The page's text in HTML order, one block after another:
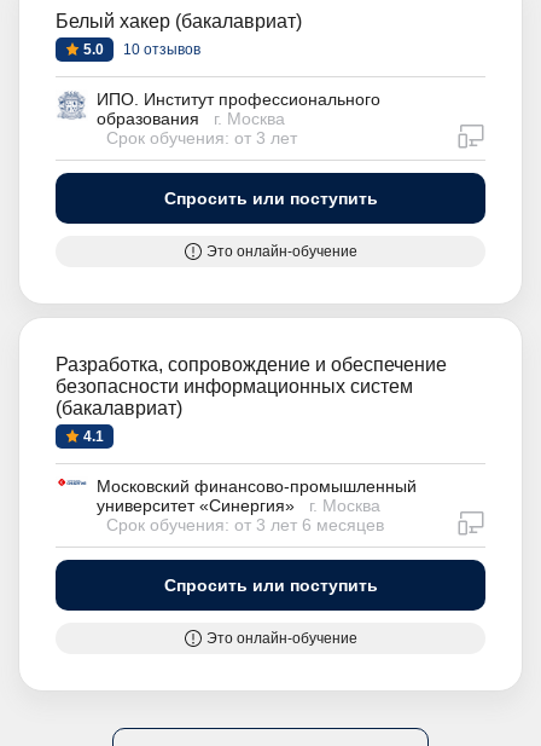
Белый хакер (бакалавриат)
5.0 10 отзывов
ИПО. Институт профессионального
образования
г. Москва
Срок обучения: от 3 лет
Спросить или поступить
Это онлайн-обучение
Разработка, сопровождение и обеспечение
безопасности информационных систем
(бакалавриат)
4.1
Московский финансово-промышленный
университет «Синергия»
г. Москва
Срок обучения: от 3 лет 6 месяцев
Спросить или поступить
Это онлайн-обучение